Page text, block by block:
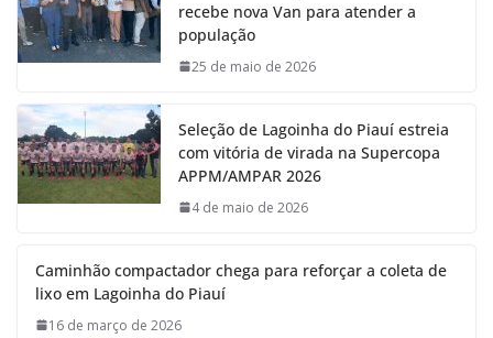
recebe nova Van para atender a
população
25 de maio de 2026
Seleção de Lagoinha do Piauí estreia
com vitória de virada na Supercopa
APPM/AMPAR 2026
4 de maio de 2026
Caminhão compactador chega para reforçar a coleta de
lixo em Lagoinha do Piauí
16 de março de 2026